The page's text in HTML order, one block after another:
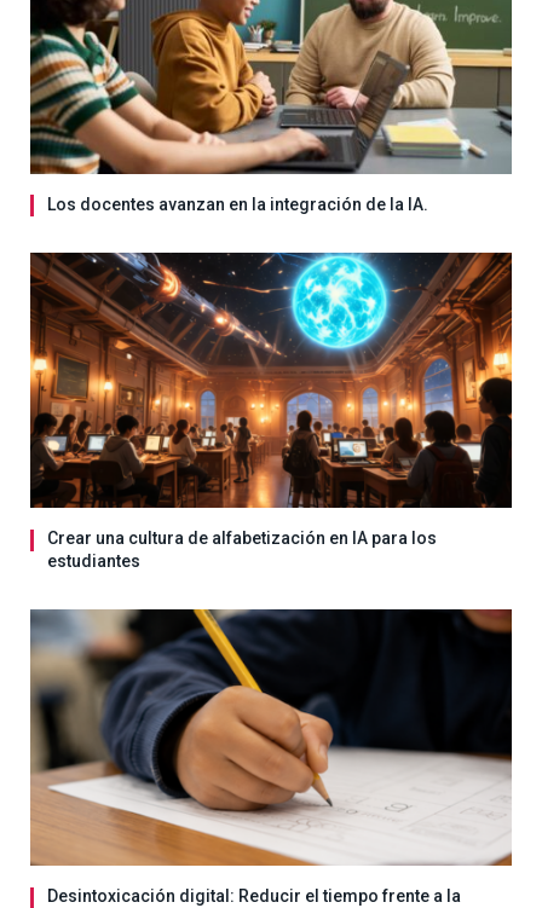
Los docentes avanzan en la integración de la IA.
Crear una cultura de alfabetización en IA para los
estudiantes
Desintoxicación digital: Reducir el tiempo frente a la